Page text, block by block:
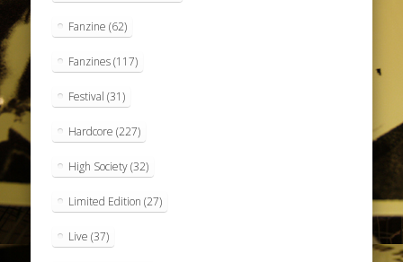
Fanzine (62)
Fanzines(117)
Festival (31)
Hardcore (227)
High Society(32)
Limited Edition (27)
Live (37)